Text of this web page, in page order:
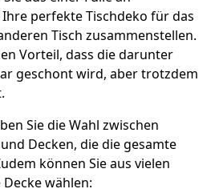
perfekte Tischdeko für das
Tisch zusammenstellen.
Vorteil, dass die darunter
geschont wird, aber trotzdem
Sie die Wahl zwischen
Decken, die die gesamte
können Sie aus vielen
wählen: